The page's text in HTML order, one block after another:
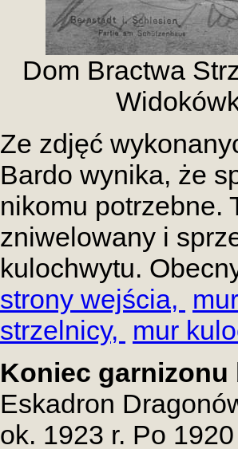
Dom Bractwa
Ze zdjęć
Bardo wynika, że
nikomu potrzebne.
zniwelowany i
kulochwytu.
strony wejścia,
strzelnicy, mur
Koniec
Eskadron
ok. 1923 r. Po